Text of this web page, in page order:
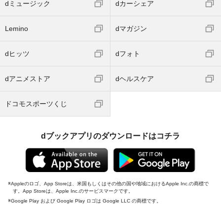
dミュージック dカーシェア
Lemino dマガジン
dヒッツ dフォト
dアニメストア dヘルスケア
ドコモスポーツくじ
dブックアプリのダウンロードはコチラ
Appleのロゴ、App Storeは、米国もしくはその他の国や地域におけるApple Inc.の商標で
す。App Storeは、Apple Inc.のサービスマークです。
Google Play および Google Play ロゴは Google LLC の商標です。